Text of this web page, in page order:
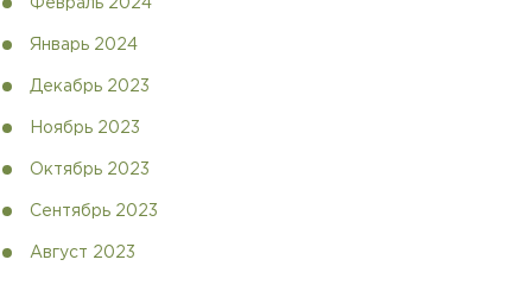
Февраль 2024
Январь 2024
Декабрь 2023
Ноябрь 2023
Октябрь 2023
Сентябрь 2023
Август 2023